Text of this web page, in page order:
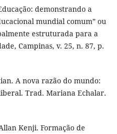
demonstrando a
mundial comum” ou
estruturada para a
Campinas, v. 25, n. 87, p.
A nova razão do mundo:
Trad. Mariana Echalar.
Kenji. Formação de